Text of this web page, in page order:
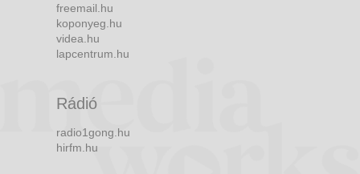
freemail.hu
koponyeg.hu
videa.hu
lapcentrum.hu
Rádió
radio1gong.hu
hirfm.hu